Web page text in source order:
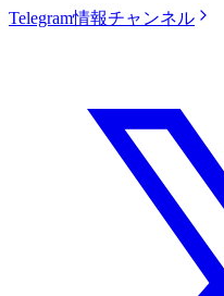
Telegram情報チャンネル